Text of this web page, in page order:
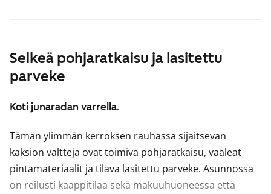
Selkeä pohjaratkaisu ja lasitettu
parveke
Koti junaradan varrella.
Tämän ylimmän kerroksen rauhassa sijaitsevan
kaksion valtteja ovat toimiva pohjaratkaisu, vaaleat
pintamateriaalit ja tilava lasitettu parveke. Asunnossa
on reilusti kaappitilaa sekä makuuhuoneessa että